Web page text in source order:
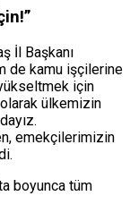
İl Başkanı
de kamu işçilerine
için
olarak ülkemizin
emekçilerimizin
boyunca tüm